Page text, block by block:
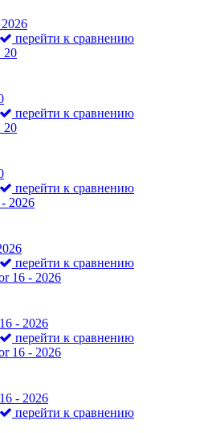
перейти к сравнению
перейти к сравнению
перейти к сравнению
перейти к сравнению
- 2026
перейти к сравнению
- 2026
перейти к сравнению